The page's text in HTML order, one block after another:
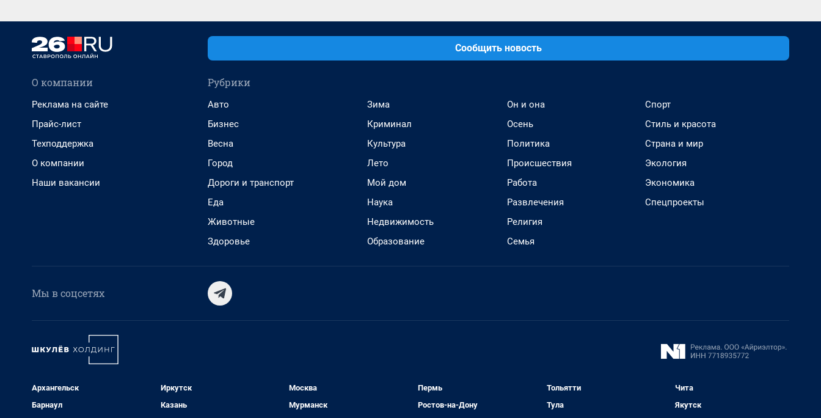
Сообщить новость
О компании
Реклама на сайте
Прайс-лист
Техподдержка
О компании
Наши вакансии
Рубрики
Авто
Бизнес
Весна
Город
Дороги и транспорт
Еда
Животные
Здоровье
Зима
Криминал
Культура
Лето
Мой дом
Наука
Недвижимость
Образование
Он и она
Осень
Политика
Происшествия
Работа
Развлечения
Религия
Семья
Спорт
Стиль и красота
Страна и мир
Экология
Экономика
Спецпроекты
Мы в соцсетях
Архангельск
Барнаул
Иркутск
Казань
Москва
Мурманск
Пермь
Ростов-на-Дону
Тольятти
Тула
Чита
Якутск